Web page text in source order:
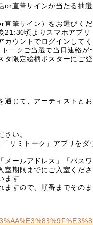
or直筆サインが当たる抽選
直筆サイン）をお選びくだ
21 :30頃よりスマホアプリ
ウントでログインして
ークご当選で当日連絡が
限定絵柄ポスターにご
通じて、アーティストと
い。
「リミトーク」アプリを
ールアドレス」「パスワ
期限までにご入室くださ
ます
すので、順番までそのま